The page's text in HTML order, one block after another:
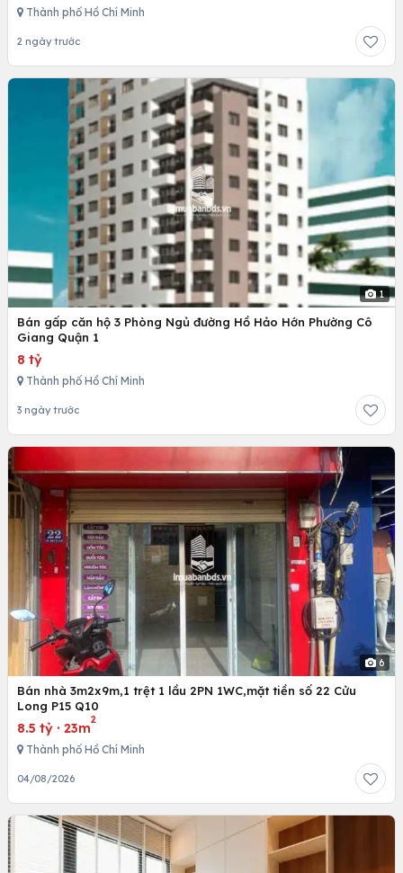
Thành phố Hồ Chí Minh
2 ngày trước
1
Bán gấp căn hộ 3 Phòng Ngủ đường Hồ Hảo Hớn Phường Cô
Giang Quận 1
8 tỷ
Thành phố Hồ Chí Minh
3 ngày trước
6
Bán nhà 3m2x9m,1 trệt 1 lầu 2PN 1WC,mặt tiền số 22 Cửu
Long P15 Q10
8.5 tỷ · 23m
2
Thành phố Hồ Chí Minh
04/08/2026